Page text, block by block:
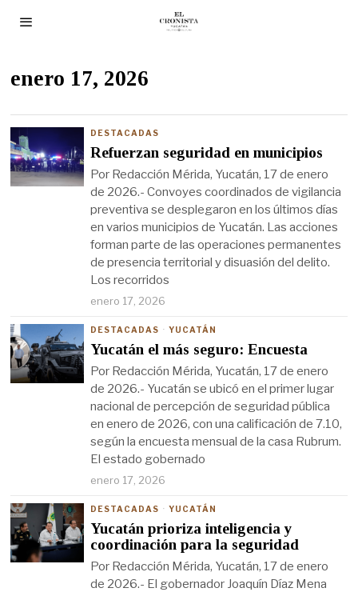
enero 17, 2026
DESTACADAS
Refuerzan seguridad en municipios
Por Redacción Mérida, Yucatán, 17 de enero
de 2026.- Convoyes coordinados de vigilancia
preventiva se desplegaron en los últimos días
en varios municipios de Yucatán. Las acciones
forman parte de las operaciones permanentes
de presencia territorial y disuasión del delito.
Los recorridos
enero 17, 2026
DESTACADAS · YUCATÁN
Yucatán el más seguro: Encuesta
Por Redacción Mérida, Yucatán, 17 de enero
de 2026.- Yucatán se ubicó en el primer lugar
nacional de percepción de seguridad pública
en enero de 2026, con una calificación de 7.10,
según la encuesta mensual de la casa Rubrum.
El estado gobernado
enero 17, 2026
DESTACADAS · YUCATÁN
Yucatán prioriza inteligencia y
coordinación para la seguridad
Por Redacción Mérida, Yucatán, 17 de enero
de 2026.- El gobernador Joaquín Díaz Mena